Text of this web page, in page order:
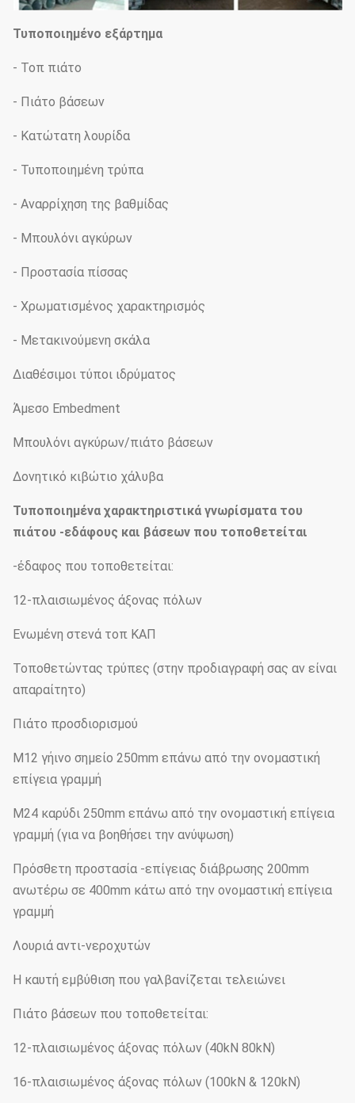
Τυποποιημένο εξάρτημα
- Τοπ πιάτο
- Πιάτο βάσεων
- Κατώτατη λουρίδα
- Τυποποιημένη τρύπα
- Αναρρίχηση της βαθμίδας
- Μπουλόνι αγκύρων
- Προστασία πίσσας
- Χρωματισμένος χαρακτηρισμός
- Μετακινούμενη σκάλα
Διαθέσιμοι τύποι ιδρύματος
Άμεσο Embedment
Μπουλόνι αγκύρων/πιάτο βάσεων
Δονητικό κιβώτιο χάλυβα
Τυποποιημένα χαρακτηριστικά γνωρίσματα του
πιάτου -εδάφους και βάσεων που τοποθετείται
-έδαφος που τοποθετείται:
12-πλαισιωμένος άξονας πόλων
Ενωμένη στενά τοπ ΚΑΠ
Τοποθετώντας τρύπες (στην προδιαγραφή σας αν είναι
απαραίτητο)
Πιάτο προσδιορισμού
M12 γήινο σημείο 250mm επάνω από την ονομαστική
επίγεια γραμμή
M24 καρύδι 250mm επάνω από την ονομαστική επίγεια
γραμμή (για να βοηθήσει την ανύψωση)
Πρόσθετη προστασία -επίγειας διάβρωσης 200mm
ανωτέρω σε 400mm κάτω από την ονομαστική επίγεια
γραμμή
Λουριά αντι-νεροχυτών
Η καυτή εμβύθιση που γαλβανίζεται τελειώνει
Πιάτο βάσεων που τοποθετείται:
12-πλαισιωμένος άξονας πόλων (40kN 80kN)
16-πλαισιωμένος άξονας πόλων (100kN & 120kN)